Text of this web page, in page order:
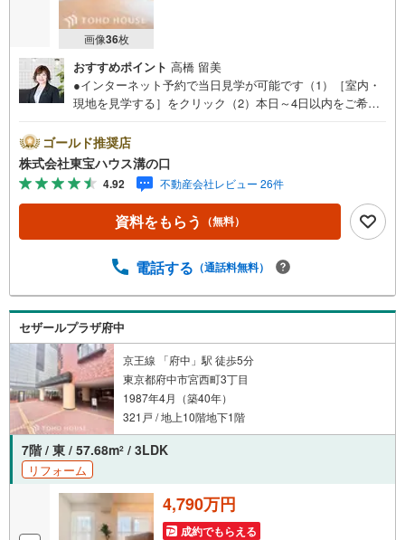
画像36枚
おすすめポイント 高橋 留美
●インターネット予約で当日見学が可能です（1）［室内・
現地を見学する］をクリック（2）本日～4日以内をご希望
い！●10:00～21:00はお電話でのお問い合わせがスムーズで
す。【Yahoo！ 不動産キャンペーン対象店舗】当店で物件
を成約するとPayPayポイントがもらえる「Yahoo！不動産
物件ご成約キャンペーン」の対象になります。「資料をも
らう」「見学予約をする」ボタンからお問い合わせくださ
い。※必ずYahoo！ JAPAN IDでログインしてください。※P
客様からのお言葉に感謝してこれからも楽しく素敵なお家
らまずは、お気軽に東宝ハウス溝の口に相談してみません
か？何も決まっていなくて大丈夫！まずはお客様の夢をお
聞かせ下さい！未来の「不安」を「安心」に変える「未来
カレンダー」もご来店時に好評です。スタッフ一同いつで
もお客様のお問合せをお待ちしております。
ゴールド推奨店
株式会社東宝ハウス溝の口
4.92 不動産会社レビュー 26件
資料をもらう （無料）
電話する （通話料無料）
セザールプラザ府中
京王線 「府中」駅 徒歩5分
東京都府中市宮西町3丁目
1987年4月（築40年）
321戸 / 地上10階地下1階
7階 / 東 / 57.68m2 / 3LDK
リフォーム
4,790万円
成約でもらえる